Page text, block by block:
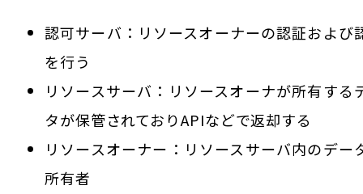
認可サーバ：リソースオーナーの認証および
を行う
リソースサーバ：リソースオーナが所有する
タが保管されておりAPIなどで返却する
リソースオーナー：リソースサーバ内のデー
所有者